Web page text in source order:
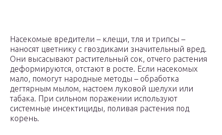
Насекомые вредители – клещи, тля и трипсы –
наносят цветнику с гвоздиками значительный вред.
Они высасывают растительный сок, отчего растения
деформируются, отстают в росте. Если насекомых
мало, помогут народные методы – обработка
дегтярным мылом, настоем луковой шелухи или
табака. При сильном поражении используют
системные инсектициды, поливая растения под
корень.